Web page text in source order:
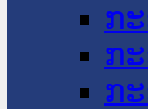
ກ
ກ
ກ